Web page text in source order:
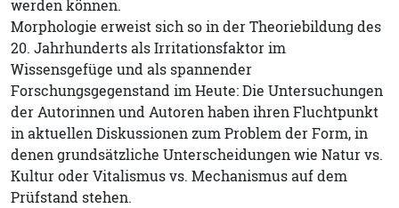
werden können.
Morphologie erweist sich so in der Theoriebildung des
20. Jahrhunderts als Irritationsfaktor im
Wissensgefüge und als spannender
Forschungsgegenstand im Heute: Die Untersuchungen
der Autorinnen und Autoren haben ihren Fluchtpunkt
in aktuellen Diskussionen zum Problem der Form, in
denen grundsätzliche Unterscheidungen wie Natur vs.
Kultur oder Vitalismus vs. Mechanismus auf dem
Prüfstand stehen.